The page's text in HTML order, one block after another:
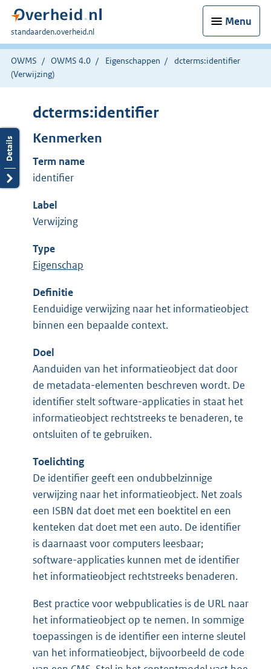
Menu
U
bent
hier:
standaarden.overheid.nl
OWMS OWMS 4.0 Eigenschappen
dcterms:identifier
(Verwijzing)
dcterms:identifier
Kenmerken
Term name
identifier
Label
Verwijzing
Type
Eigenschap
Definitie
Eenduidige verwijzing naar het informatieobject
binnen een bepaalde context.
Doel
Aanduiden van het informatieobject dat door
de metadata-elementen beschreven wordt. De
identifier stelt software-applicaties in staat het
informatieobject rechtstreeks te benaderen, te
ontsluiten of te gebruiken.
Toelichting
De identifier geeft een ondubbelzinnige
verwijzing naar het informatieobject. Net zoals
een ISBN dat doet met een boektitel en een
kenteken dat doet met een auto. De identifier
is daarnaast voor computers leesbaar;
software-applicaties kunnen met de identifier
het informatieobject rechtstreeks benaderen.
Best practice voor webpublicaties is de URL naar
het informatieobject op te nemen. In sommige
toepassingen is de identifier een interne sleutel
van het informatieobject, bijvoorbeeld de code